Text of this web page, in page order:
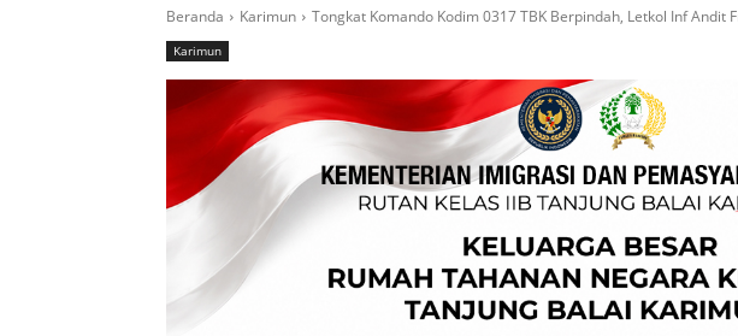
Beranda Karimun Tongkat Komando Kodim 0317 TBK Berpindah, Letkol Inf Andit
Karimun